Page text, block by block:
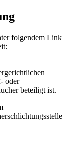
folgendem Link
oder
beteiligt ist.